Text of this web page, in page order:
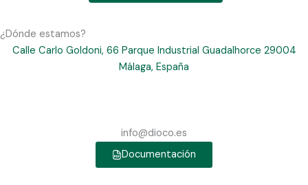
¿Dónde estamos?
Calle Carlo Goldoni, 66 Parque Industrial Guadalhorce 29004
Málaga, España
info@dioco.es
Documentación